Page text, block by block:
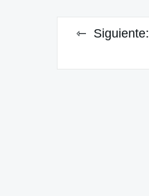
Siguiente: